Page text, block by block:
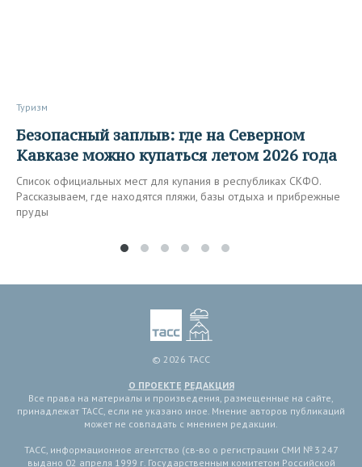
Туризм
Безопасный заплыв: где на Северном
Кавказе можно купаться летом 2026 года
Список официальных мест для купания в республиках СКФО.
Рассказываем, где находятся пляжи, базы отдыха и прибрежные
пруды
© 2026 ТАСС
О ПРОЕКТЕ РЕДАКЦИЯ
Все права на материалы и произведения, размещенные на сайте,
принадлежат ТАСС, если не указано иное. Мнение авторов публикаций
может не совпадать с мнением редакции.
ТАСС, информационное агентство (св-во о регистрации СМИ № 3 247
выдано 02 апреля 1999 г. Государственным комитетом Российской